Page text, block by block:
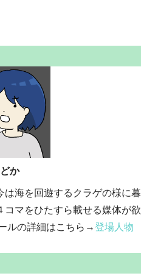
か
は海を回遊するクラゲの様に暮
コマをひたすら載せる媒体が欲
ルの詳細はこちら→登場人物